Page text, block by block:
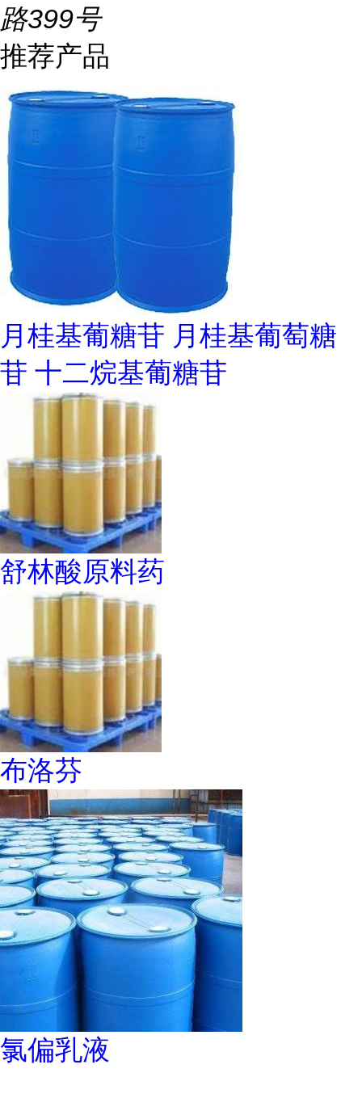
路399号
推荐产品
月桂基葡糖苷 月桂基葡萄糖
苷 十二烷基葡糖苷
舒林酸原料药
布洛芬
氯偏乳液